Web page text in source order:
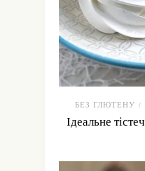
БЕЗ ГЛЮТЕНУ /
Ідеальне